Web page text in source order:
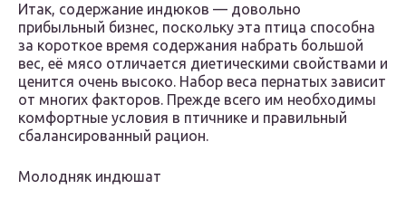
Итак, содержание индюков — довольно
прибыльный бизнес, поскольку эта птица способна
за короткое время содержания набрать большой
вес, её мясо отличается диетическими свойствами и
ценится очень высоко. Набор веса пернатых зависит
от многих факторов. Прежде всего им необходимы
комфортные условия в птичнике и правильный
сбалансированный рацион.
Молодняк индюшат